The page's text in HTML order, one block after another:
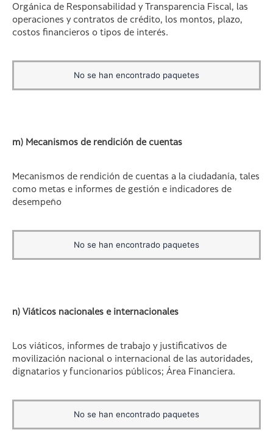
Orgánica de Responsabilidad y Transparencia Fiscal, las
operaciones y contratos de crédito, los montos, plazo,
costos financieros o tipos de interés.
No se han encontrado paquetes
m) Mecanismos de rendición de cuentas
Mecanismos de rendición de cuentas a la ciudadanía, tales
como metas e informes de gestión e indicadores de
desempeño
No se han encontrado paquetes
n) Viáticos nacionales e internacionales
Los viáticos, informes de trabajo y justificativos de
movilización nacional o internacional de las autoridades,
dignatarios y funcionarios públicos; Área Financiera.
No se han encontrado paquetes